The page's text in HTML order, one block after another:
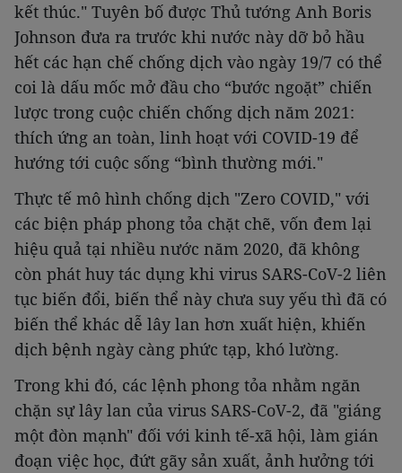
kết thúc." Tuyên bố được Thủ tướng Anh Boris
Johnson đưa ra trước khi nước này dỡ bỏ hầu
hết các hạn chế chống dịch vào ngày 19/7 có thể
coi là dấu mốc mở đầu cho “bước ngoặt” chiến
lược trong cuộc chiến chống dịch năm 2021:
thích ứng an toàn, linh hoạt với COVID-19 để
hướng tới cuộc sống “bình thường mới."
Thực tế mô hình chống dịch "Zero COVID," với
các biện pháp phong tỏa chặt chẽ, vốn đem lại
hiệu quả tại nhiều nước năm 2020, đã không
còn phát huy tác dụng khi virus SARS-CoV-2 liên
tục biến đổi, biến thể này chưa suy yếu thì đã có
biến thể khác dễ lây lan hơn xuất hiện, khiến
dịch bệnh ngày càng phức tạp, khó lường.
Trong khi đó, các lệnh phong tỏa nhằm ngăn
chặn sự lây lan của virus SARS-CoV-2, đã "giáng
một đòn mạnh" đối với kinh tế-xã hội, làm gián
đoạn việc học, đứt gãy sản xuất, ảnh hưởng tới